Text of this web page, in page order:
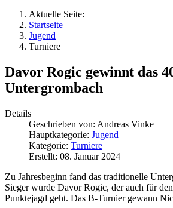
Aktuelle Seite:
Startseite
Jugend
Turniere
Davor Rogic gewinnt das
Untergrombach
Details
Geschrieben von: Andreas Vinke
Hauptkategorie: Jugend
Kategorie: Turniere
Erstellt: 08. Januar 2024
Zu Jahresbeginn fand das traditionelle
Sieger wurde Davor Rogic, der auch für
Punktejagd geht. Das B-Turnier gewann